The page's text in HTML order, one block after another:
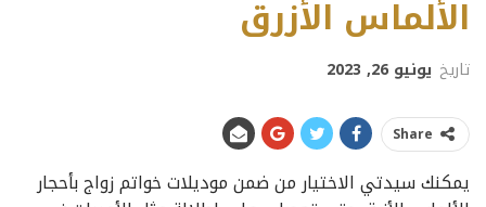
الألماس الأزرق
تاريخ يونيو 26, 2023
Share
يمكنك سيدتي الاختيار من ضمن موديلات خواتم زواج بأحجار